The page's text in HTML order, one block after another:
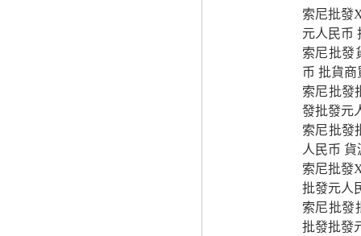
索尼批發
元人民币
索尼批發
币 批貨
索尼批發
發批發元
索尼批發
人民币
索尼批發
批發元人
索尼批發
批發批發